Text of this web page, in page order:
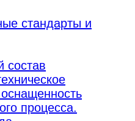
стандарты и
состав
процесса.